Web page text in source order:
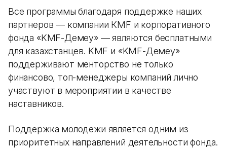
Все программы благодаря поддержке наших
партнеров — компании КМF и корпоративного
фонда «KMF-Демеу» — являются бесплатными
для казахстанцев. KMF и «KMF-Демеу»
поддерживают менторство не только
финансово, топ-менеджеры компаний лично
участвуют в мероприятии в качестве
наставников.
Поддержка молодежи является одним из
приоритетных направлений деятельности фонда.